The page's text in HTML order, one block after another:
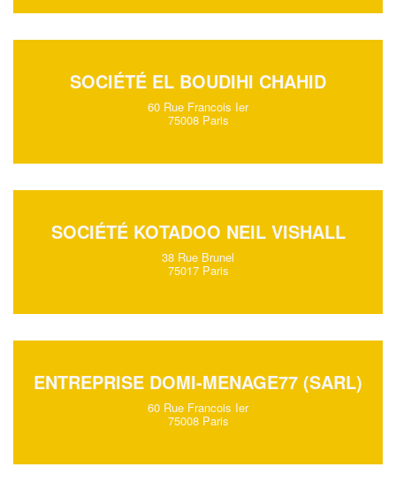
SOCIÉTÉ EL BOUDIHI CHAHID
60 Rue Francois Ier
75008 Paris
SOCIÉTÉ KOTADOO NEIL VISHALL
38 Rue Brunel
75017 Paris
ENTREPRISE DOMI-MENAGE77 (SARL)
60 Rue Francois Ier
75008 Paris